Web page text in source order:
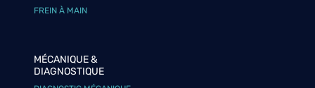
FREIN À MAIN
MÉCANIQUE &
DIAGNOSTIQUE